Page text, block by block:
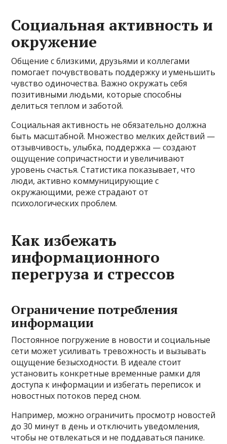
Социальная активность и
окружение
Общение с близкими, друзьями и коллегами
помогает почувствовать поддержку и уменьшить
чувство одиночества. Важно окружать себя
позитивными людьми, которые способны
делиться теплом и заботой.
Социальная активность не обязательно должна
быть масштабной. Множество мелких действий —
отзывчивость, улыбка, поддержка — создают
ощущение сопричастности и увеличивают
уровень счастья. Статистика показывает, что
люди, активно коммуницирующие с
окружающими, реже страдают от
психологических проблем.
Как избежать
информационного
перегруза и стрессов
Ограничение потребления
информации
Постоянное погружение в новости и социальные
сети может усиливать тревожность и вызывать
ощущение безысходности. В идеале стоит
установить конкретные временные рамки для
доступа к информации и избегать переписок и
новостных потоков перед сном.
Например, можно ограничить просмотр новостей
до 30 минут в день и отключить уведомления,
чтобы не отвлекаться и не поддаваться панике.